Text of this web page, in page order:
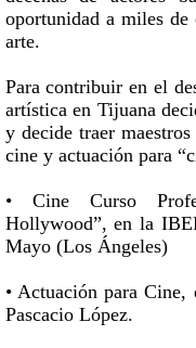
oportunidad a miles de
arte.
Para contribuir en el
artística en Tijuana
y decide traer
cine y actuación para
• Cine Curso
Hollywood”, en la
Mayo (Los Ángeles)
• Actuación para
Pascacio López.